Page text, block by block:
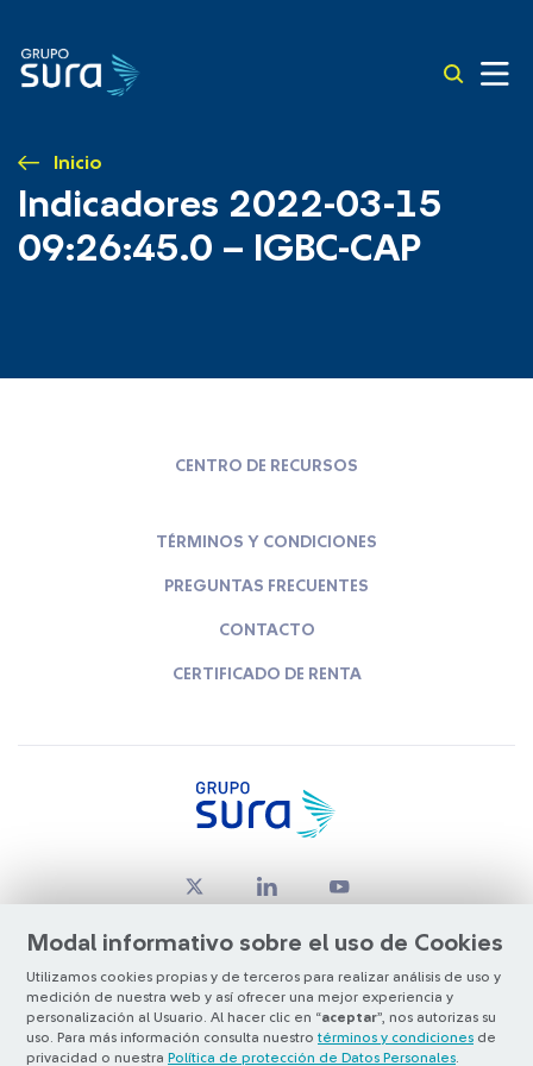
Inicio
Indicadores 2022-03-15
09:26:45.0 – IGBC-CAP
Modal informativo sobre el uso de Cookies
Utilizamos cookies propias y de terceros para realizar análisis de uso y
medición de nuestra web y así ofrecer una mejor experiencia y
personalización al Usuario. Al hacer clic en “aceptar”, nos autorizas su
uso. Para más información consulta nuestro términos y condiciones de
privacidad o nuestra Política de protección de Datos Personales
CENTRO DE RECURSOS
TÉRMINOS Y CONDICIONES
PREGUNTAS FRECUENTES
CONTACTO
CERTIFICADO DE RENTA
© Copyright Grupo SURA 2026